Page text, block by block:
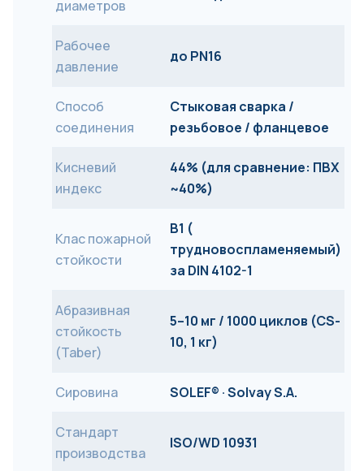
диаметров
Рабочее
давление
до PN16
Способ
соединения
Стыковая сварка /
резьбовое / фланцевое
Кисневий
индекс
44% (для сравнение: ПВХ
~40%)
Клас пожарной
стойкости
B1 (
трудновоспламеняемый)
за DIN 4102-1
Абразивная
стойкость
(Taber)
5–10 мг / 1000 циклов (CS-
10, 1 кг)
Сировина SOLEF® · Solvay S.A.
Стандарт
производства
ISO/WD 10931